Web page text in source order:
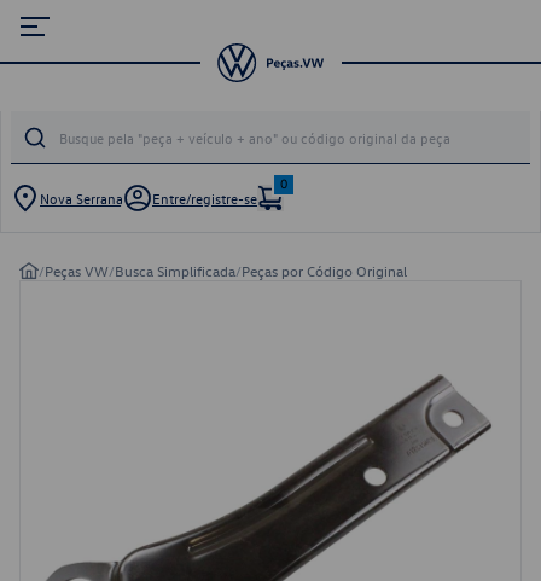
Nova Serrana Entre/registre-se
0
/Peças VW/Busca Simplificada/Peças por Código Original